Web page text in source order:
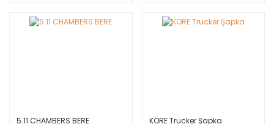
5.11 CHAMBERS BERE KORE Trucker Şapka